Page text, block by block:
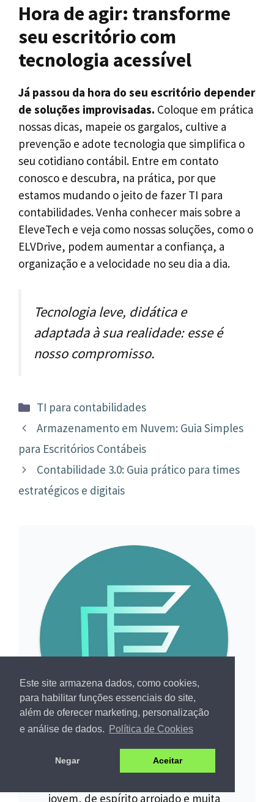
Este site armazena dados, como cookies,
para habilitar funções essenciais do site,
além de oferecer marketing, personalização
e análise de dados.
Política de Cookies
Negar Aceitar
Hora de agir: transforme
seu escritório com
tecnologia acessível
Já passou da hora do seu escritório depender
de soluções improvisadas. Coloque em prática
nossas dicas, mapeie os gargalos, cultive a
prevenção e adote tecnologia que simplifica o
seu cotidiano contábil. Entre em contato
conosco e descubra, na prática, por que
estamos mudando o jeito de fazer TI para
contabilidades. Venha conhecer mais sobre a
EleveTech e veja como nossas soluções, como o
ELVDrive, podem aumentar a confiança, a
organização e a velocidade no seu dia a dia.
Tecnologia leve, didática e
adaptada à sua realidade: esse é
nosso compromisso.
Categorias
TI para contabilidades
Navegação
post
Armazenamento em Nuvem: Guia Simples
para Escritórios Contábeis
Contabilidade 3.0: Guia prático para times
estratégicos e digitais
SOBRE O AUTOR
jovem, de espírito arrojado e muita